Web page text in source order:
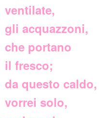
ventilate,
gli acquazzoni,
che portano
il fresco;
da questo caldo,
vorrei solo,